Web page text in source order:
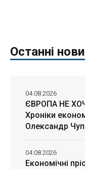
Останні
ЄВРОПА НЕ
Хроніки
Олександр
04.08.2026
Економічні
04.08.2026